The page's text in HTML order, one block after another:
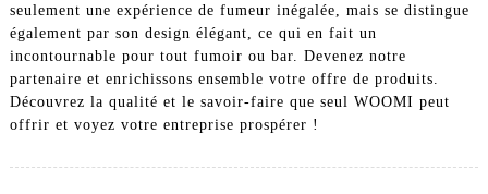
seulement une expérience de fumeur inégalée, mais se distingue
également par son design élégant, ce qui en fait un
incontournable pour tout fumoir ou bar. Devenez notre
partenaire et enrichissons ensemble votre offre de produits.
Découvrez la qualité et le savoir-faire que seul WOOMI peut
offrir et voyez votre entreprise prospérer !